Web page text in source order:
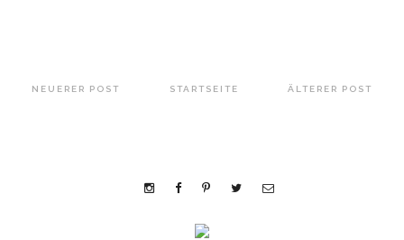
NEUERER POST ÄLTERER POST
STARTSEITE